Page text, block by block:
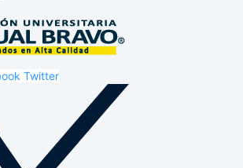
Twitter